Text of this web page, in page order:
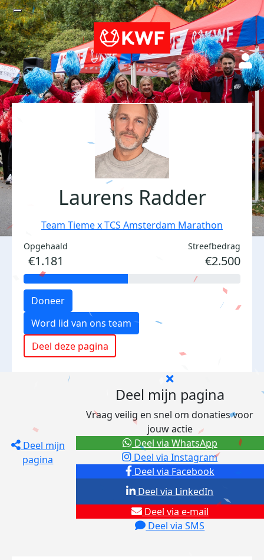
Laurens Radder
Team Tieme x TCS Amsterdam Marathon
Opgehaald
€1.181
Streefbedrag
€2.500
Doneer
Word lid van ons team
Deel deze pagina
Deel mijn
pagina
Deel mijn pagina
Vraag veilig en snel om donaties voor
jouw actie
Deel via Facebook
Deel via Instagram
Deel via e-mail
Deel via SMS
Deel via LinkedIn
Deel via WhatsApp